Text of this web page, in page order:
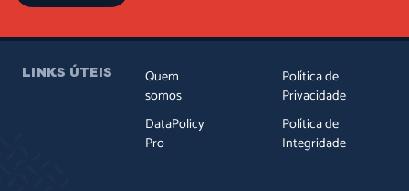
LINKS ÚTEIS
Quem
somos
DataPolicy
Pro
Política de
Privacidade
Política de
Integridade